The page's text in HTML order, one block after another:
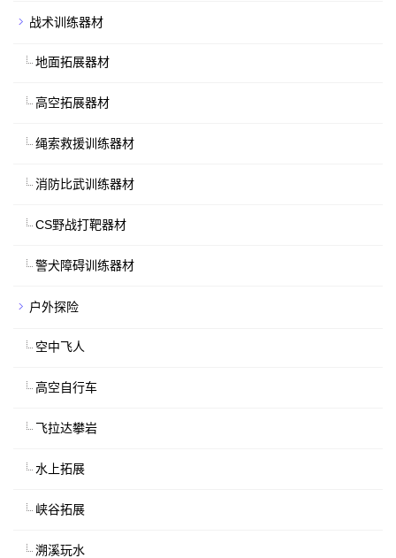
战术训练器材
地面拓展器材
高空拓展器材
绳索救援训练器材
消防比武训练器材
CS野战打靶器材
警犬障碍训练器材
户外探险
空中飞人
高空自行车
飞拉达攀岩
水上拓展
峡谷拓展
溯溪玩水